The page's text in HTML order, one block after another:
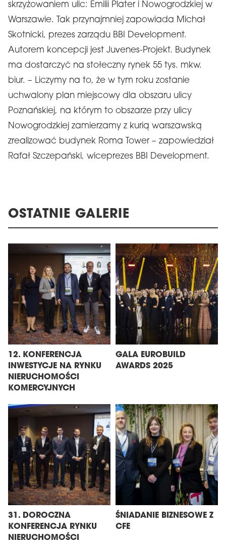
skrzyżowaniem ulic: Emilii Plater i Nowogrodzkiej w
Warszawie. Tak przynajmniej zapowiada Michał
Skotnicki, prezes zarządu BBI Development.
Autorem koncepcji jest Juvenes-Projekt. Budynek
ma dostarczyć na stołeczny rynek 55 tys. mkw.
biur. – Liczymy na to, że w tym roku zostanie
uchwalony plan miejscowy dla obszaru ulicy
Poznańskiej, na którym to obszarze przy ulicy
Nowogrodzkiej zamierzamy z kurią warszawską
zrealizować budynek Roma Tower – zapowiedział
Rafał Szczepański, wiceprezes BBI Development.
OSTATNIE GALERIE
12. KONFERENCJA
INWESTYCJE NA RYNKU
NIERUCHOMOŚCI
KOMERCYJNYCH
GALA EUROBUILD
AWARDS 2025
31. DOROCZNA
KONFERENCJA RYNKU
NIERUCHOMOŚCI
ŚNIADANIE BIZNESOWE Z
CFE